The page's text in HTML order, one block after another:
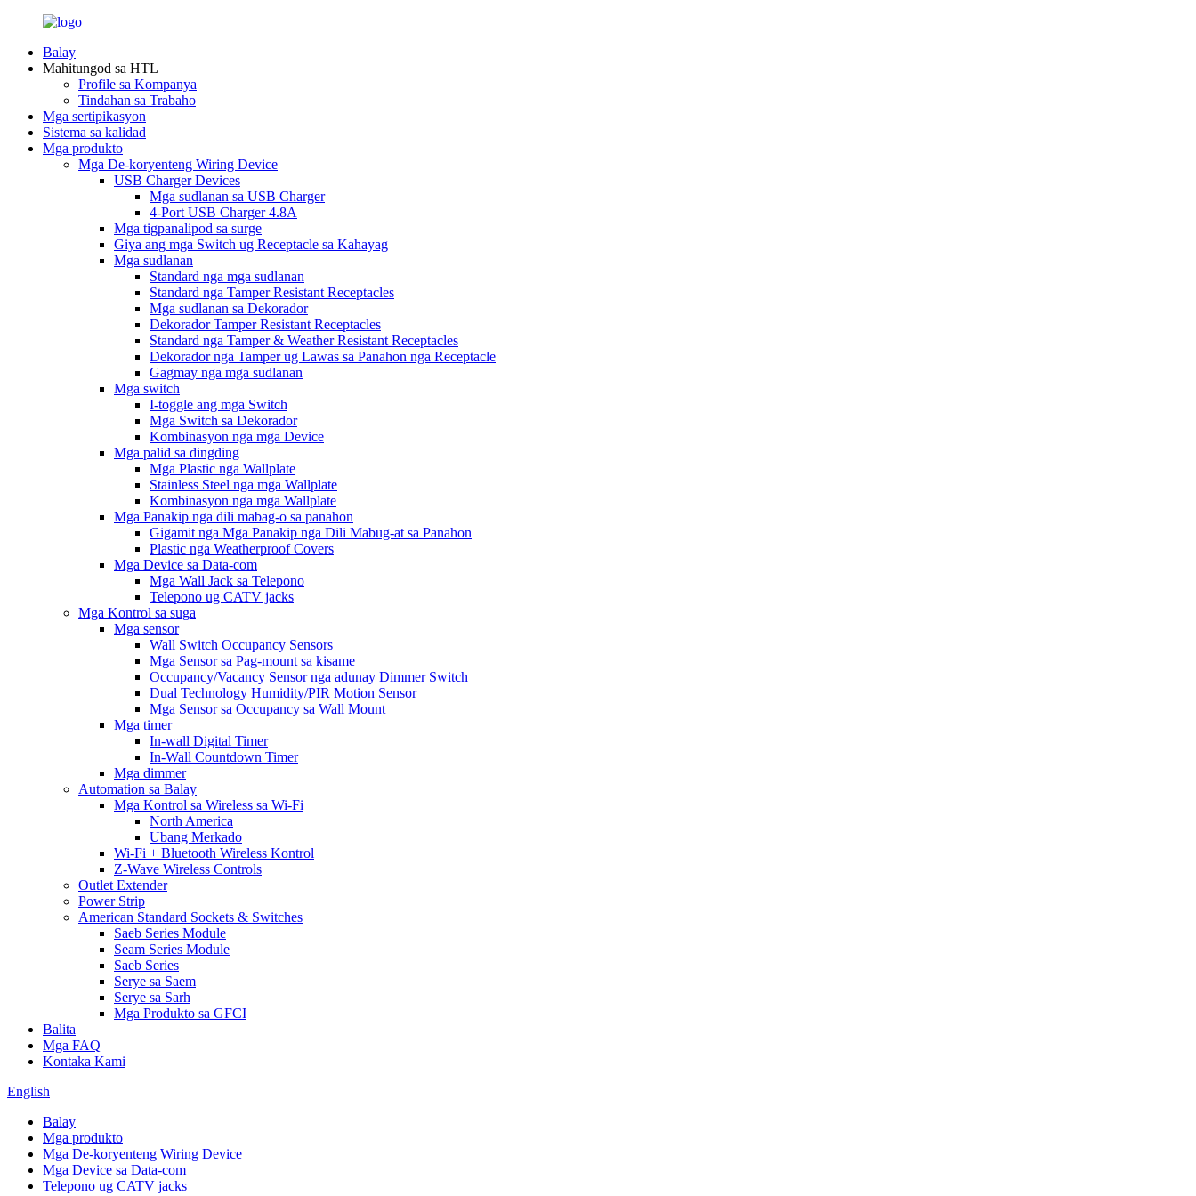
Balay
Mahitungod sa HTL
Profile sa Kompanya
Tindahan sa Trabaho
Mga sertipikasyon
Sistema sa kalidad
Mga produkto
Mga De-koryenteng Wiring Device
USB Charger Devices
Mga sudlanan sa USB Charger
4-Port USB Charger 4.8A
Mga tigpanalipod sa surge
Giya ang mga Switch ug Receptacle sa Kahayag
Mga sudlanan
Standard nga mga sudlanan
Standard nga Tamper Resistant Receptacles
Mga sudlanan sa Dekorador
Dekorador Tamper Resistant Receptacles
Standard nga Tamper & Weather Resistant Receptacles
Dekorador nga Tamper ug Lawas sa Panahon nga Receptacle
Gagmay nga mga sudlanan
Mga switch
I-toggle ang mga Switch
Mga Switch sa Dekorador
Kombinasyon nga mga Device
Mga palid sa dingding
Mga Plastic nga Wallplate
Stainless Steel nga mga Wallplate
Kombinasyon nga mga Wallplate
Mga Panakip nga dili mabag-o sa panahon
Gigamit nga Mga Panakip nga Dili Mabug-at sa Panahon
Plastic nga Weatherproof Covers
Mga Device sa Data-com
Mga Wall Jack sa Telepono
Telepono ug CATV jacks
Mga Kontrol sa suga
Mga sensor
Wall Switch Occupancy Sensors
Mga Sensor sa Pag-mount sa kisame
Occupancy/Vacancy Sensor nga adunay Dimmer Switch
Dual Technology Humidity/PIR Motion Sensor
Mga Sensor sa Occupancy sa Wall Mount
Mga timer
In-wall Digital Timer
In-Wall Countdown Timer
Mga dimmer
Automation sa Balay
Mga Kontrol sa Wireless sa Wi-Fi
North America
Ubang Merkado
Wi-Fi + Bluetooth Wireless Kontrol
Z-Wave Wireless Controls
Outlet Extender
Power Strip
American Standard Sockets & Switches
Saeb Series Module
Seam Series Module
Saeb Series
Serye sa Saem
Serye sa Sarh
Mga Produkto sa GFCI
Balita
Mga FAQ
Kontaka Kami
English
Balay
Mga produkto
Mga De-koryenteng Wiring Device
Mga Device sa Data-com
Telepono ug CATV jacks